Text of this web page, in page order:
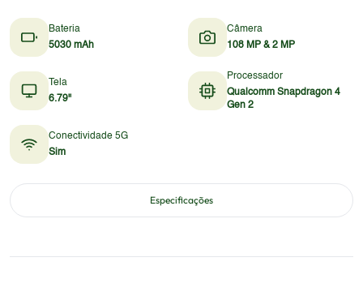
Bateria
5030 mAh
Câmera
108 MP & 2 MP
Tela
6.79"
Processador
Qualcomm Snapdragon 4
Gen 2
Conectividade 5G
Sim
Especificações